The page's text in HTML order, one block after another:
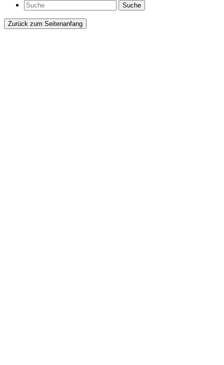
Suche
Zurück zum Seitenanfang